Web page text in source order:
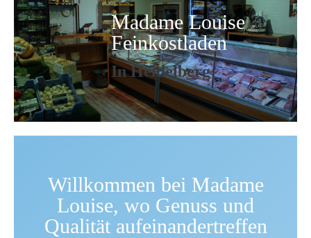
Madame Louise
Feinkostladen
In Heidelberg
Willkommen bei Madame
Louise, wo Genuss und
Qualität aufeinandertreffen